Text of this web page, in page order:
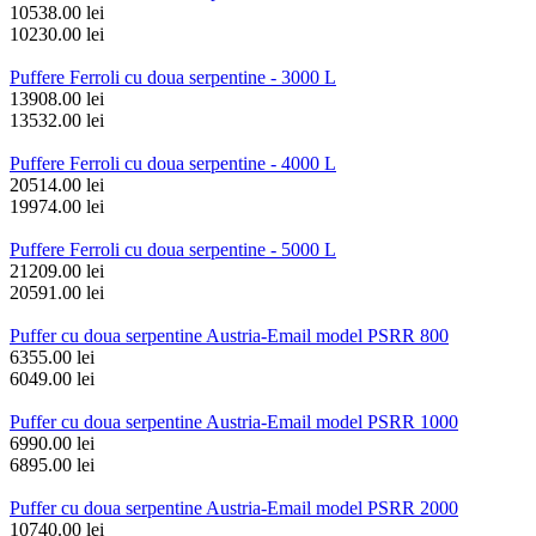
10538.00 lei
10230.00 lei
Puffere Ferroli cu doua serpentine - 3000 L
13908.00 lei
13532.00 lei
Puffere Ferroli cu doua serpentine - 4000 L
20514.00 lei
19974.00 lei
Puffere Ferroli cu doua serpentine - 5000 L
21209.00 lei
20591.00 lei
Puffer cu doua serpentine Austria-Email model PSRR 800
6355.00 lei
6049.00 lei
Puffer cu doua serpentine Austria-Email model PSRR 1000
6990.00 lei
6895.00 lei
Puffer cu doua serpentine Austria-Email model PSRR 2000
10740.00 lei